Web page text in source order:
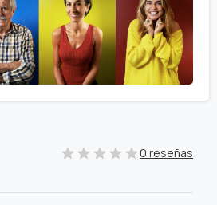
0 reseñas